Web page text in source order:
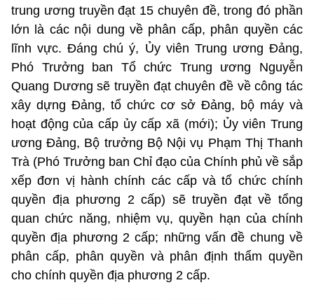
trung ương truyền đạt 15 chuyên đề, trong đó phần
lớn là các nội dung về phân cấp, phân quyền các
lĩnh vực. Đáng chú ý, Ủy viên Trung ương Đảng,
Phó Trưởng ban Tổ chức Trung ương Nguyễn
Quang Dương sẽ truyền đạt chuyên đề về công tác
xây dựng Đảng, tổ chức cơ sở Đảng, bộ máy và
hoạt động của cấp ủy cấp xã (mới); Ủy viên Trung
ương Đảng, Bộ trưởng Bộ Nội vụ Phạm Thị Thanh
Trà (Phó Trưởng ban Chỉ đạo của Chính phủ về sắp
xếp đơn vị hành chính các cấp và tổ chức chính
quyền địa phương 2 cấp) sẽ truyền đạt về tổng
quan chức năng, nhiệm vụ, quyền hạn của chính
quyền địa phương 2 cấp; những vấn đề chung về
phân cấp, phân quyền và phân định thẩm quyền
cho chính quyền địa phương 2 cấp.